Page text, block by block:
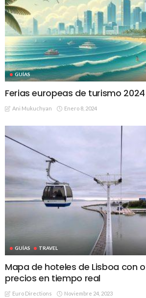
GUÍAS
Ferias europeas de turismo 2024
Ani Mukuchyan Enero 8, 2024
GUÍAS TRAVEL
Mapa de hoteles de Lisboa con
precios en tiempo real
Euro Directions Noviembre 24, 2023